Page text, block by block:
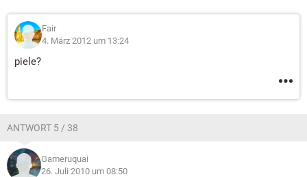
Fair
4. März 2012 um 13:24
piele?
ANTWORT 5 / 38
Gameruquai
26. Juli 2010 um 08:50